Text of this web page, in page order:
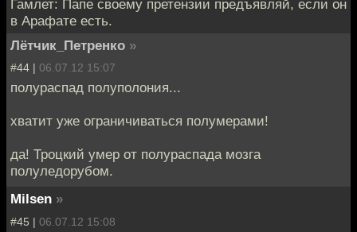
Гамлет: Папе своему претензии предъявляй, если он
в Арафате есть.
Лётчик_Петренко »
#44 | 06.07.12 15:07
полураспад полуполония...
хватит уже ограничиваться полумерами!
да! Троцкий умер от полураспада мозга
полуледорубом.
Milsen »
#45 | 06.07.12 15:08